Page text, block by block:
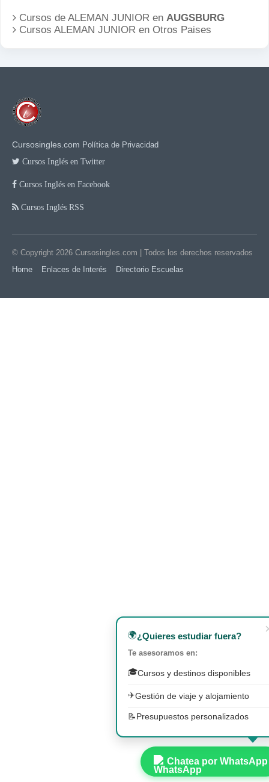
Cursos de ALEMAN JUNIOR en AUGSBURG
Cursos ALEMAN JUNIOR en Otros Paises
Cursosingles.com Política de Privacidad
Cursos Inglés en Twitter
Cursos Inglés en Facebook
Cursos Inglés RSS
© Copyright 2026 Cursosingles.com | Todos los derechos reservados
Home
Enlaces de Interés Directorio Escuelas
🌍¿Quieres estudiar fuera?
Te asesoramos en:
🎓Cursos y destinos disponibles
✈️Gestión de viaje y alojamiento
📝 Presupuestos personalizados
Chatea por WhatsApp